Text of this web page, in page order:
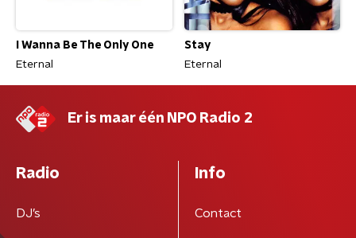
I Wanna Be The Only One
Eternal
Stay
Eternal
Er is maar één NPO Radio 2
Radio
DJ’s
Info
Contact